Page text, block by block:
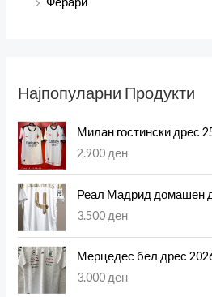
Најпопуларни Продукти
Милан гостински дрес
2.900 ден
Реал Мадрид домашен
3.500 ден
Мерцедес бел дрес
3.000 ден